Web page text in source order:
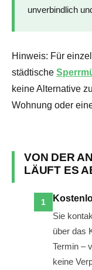
unverbindlich
Hinweis: Für
städtische
keine Alternative
Wohnung oder
VON DER
LÄUFT ES
Sie
über das
Termin –
keine